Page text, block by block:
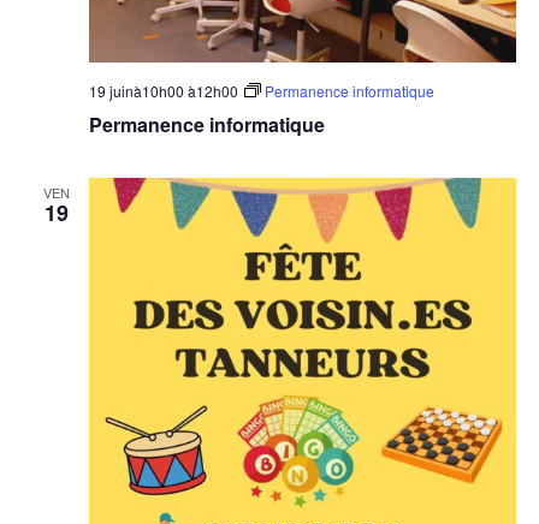
Permanence informatique
19 juinà10h00 à12h00 Permanence informatique
VEN
19